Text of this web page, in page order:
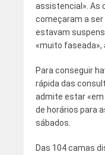
assistencial». As
começaram a ser
estavam
«muito
Para conseguir
rápida das
admite estar
de horários para
sábados.
Das 104 camas